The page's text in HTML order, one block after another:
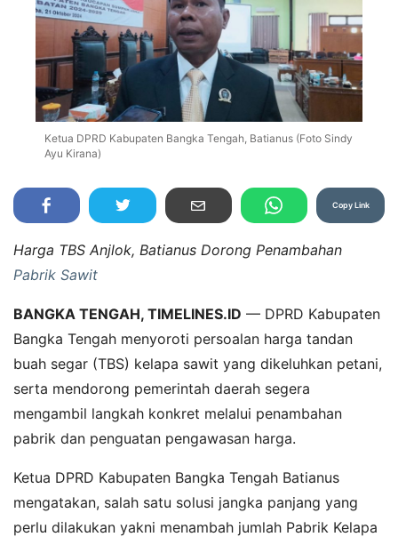
Ketua DPRD Kabupaten Bangka Tengah, Batianus (Foto Sindy
Ayu Kirana)
Copy Link
Harga TBS Anjlok, Batianus Dorong Penambahan
Pabrik Sawit
BANGKA TENGAH, TIMELINES.ID — DPRD Kabupaten
Bangka Tengah menyoroti persoalan harga tandan
buah segar (TBS) kelapa sawit yang dikeluhkan petani,
serta mendorong pemerintah daerah segera
mengambil langkah konkret melalui penambahan
pabrik dan penguatan pengawasan harga.
Ketua DPRD Kabupaten Bangka Tengah Batianus
mengatakan, salah satu solusi jangka panjang yang
perlu dilakukan yakni menambah jumlah Pabrik Kelapa